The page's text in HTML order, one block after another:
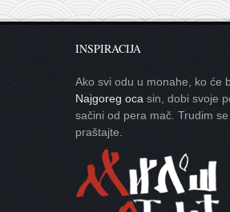
INSPIRACIJA
Ako svi odu u monahe, ko će
Najgoreg oca sin, dobi svoje
sačini od pera mač. Trudim
praštajte.